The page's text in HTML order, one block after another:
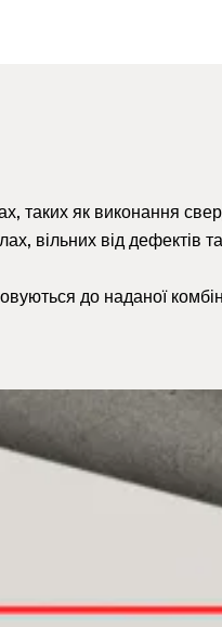
як виконання
вільних від
до наданої